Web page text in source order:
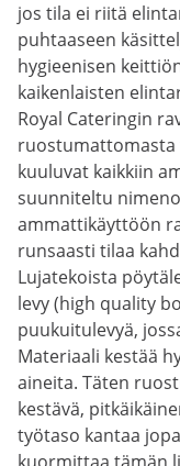
jos tila ei riitä
puhtaaseen
hygieenisen
kaikenlaisten
Royal Cateringin
kuuluvat kaikkiin
suunniteltu
ammattikäyttöön
runsaasti tilaa
Lujatekoista
levy (high quality
puukuitulevyä,
Materiaali kestää
aineita. Täten
kestävä,
työtaso kantaa